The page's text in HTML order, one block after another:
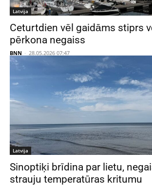
Latvija
Ceturtdien vēl gaidāms stiprs
pērkona negaiss
BNN - 28.05.2026 07:47
Latvija
Sinoptiķi brīdina par lietu,
strauju temperatūras kritumu